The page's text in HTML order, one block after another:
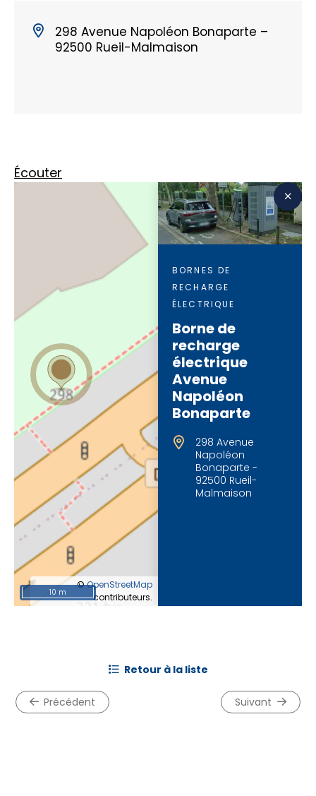
298 Avenue Napoléon Bonaparte –
92500 Rueil-Malmaison
Écouter
©OpenStreetMap
contributeurs.
10 m
BORNES DE
RECHARGE
ÉLECTRIQUE
Borne de
recharge
électrique
Avenue
Napoléon
Bonaparte
298 Avenue
Napoléon
Bonaparte -
92500 Rueil-
Malmaison
précédent
retour à la liste
suivant